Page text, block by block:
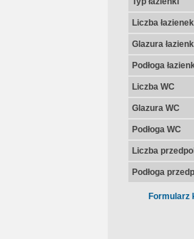
Liczba łazienek
Glazura
Podłoga
Liczba WC
Glazura WC
Podłoga WC
Liczba
Podłoga
Formularz